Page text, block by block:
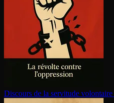
Discours de la servitude volontaire